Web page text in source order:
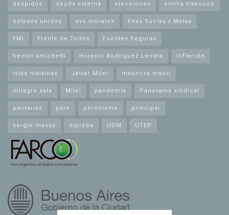
despidos deuda externa elecciones emilia trabucco
estados unidos evo morales Feas Sucias y Malas
FMI Frente de Todos Fuentes Seguras
hector amichetti Horacio Rodríguez Larreta inflación
islas malvinas Javier Milei mauricio macri
milagro sala Milei pandemia Panorama sindical
paritarias paro peronismo principal
sergio massa Sipreba UOM UTEP